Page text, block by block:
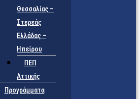
Θεσσαλίας –
Στερεάς
Ελλάδας –
Ηπείρου
ΠΕΠ
Αττικής
Προγράμματα